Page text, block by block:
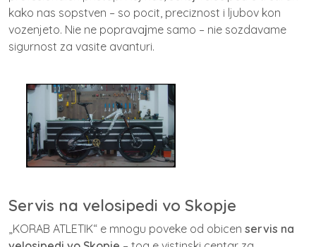
kako nas sopstven – so pocit, preciznost i ljubov kon
vozenjeto. Nie ne popravaјme samo – nie sozdavame
sigurnost za vasite avanturi.
Servis na velosipedi vo Skopje
„KORAB ATLETIK“ e mnogu poveke od obicen servis na